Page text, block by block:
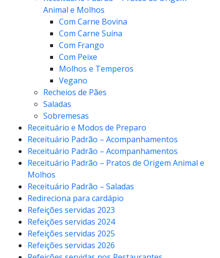
Animal e Molhos
Com Carne Bovina
Com Carne Suína
Com Frango
Com Peixe
Molhos e Temperos
Vegano
Recheios de Pães
Saladas
Sobremesas
Receituário e Modos de Preparo
Receituário Padrão – Acompanhamentos
Receituário Padrão – Acompanhamentos
Receituário Padrão – Pratos de Origem Animal e
Molhos
Receituário Padrão – Saladas
Redireciona para cardápio
Refeições servidas 2023
Refeições servidas 2024
Refeições servidas 2025
Refeições servidas 2026